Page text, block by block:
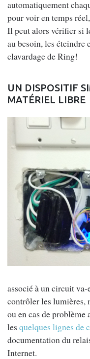
automatiquement
pour voir en temps
Il peut alors vérifier si
au besoin, les
clavardage de Ring!
UN DISPOSITIF
MATÉRIEL LIBRE
associé à un circuit
contrôler les lumières,
ou en cas de problème
les quelques lignes de
documentation du
Internet.